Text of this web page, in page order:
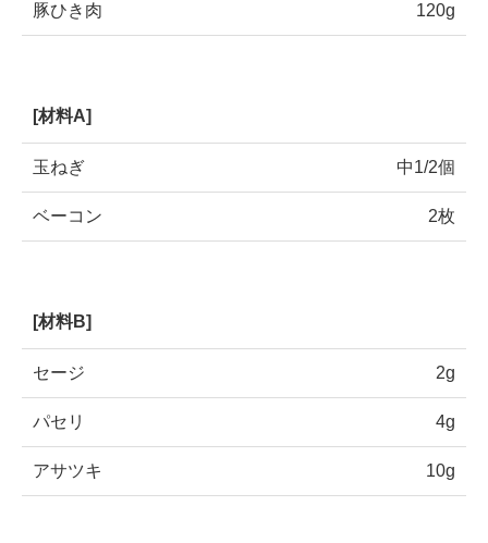
豚ひき肉 120g
[材料A]
玉ねぎ 中1/2個
ベーコン 2枚
[材料B]
セージ 2g
パセリ 4g
アサツキ 10g